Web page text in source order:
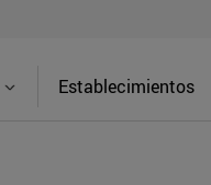
Establecimientos